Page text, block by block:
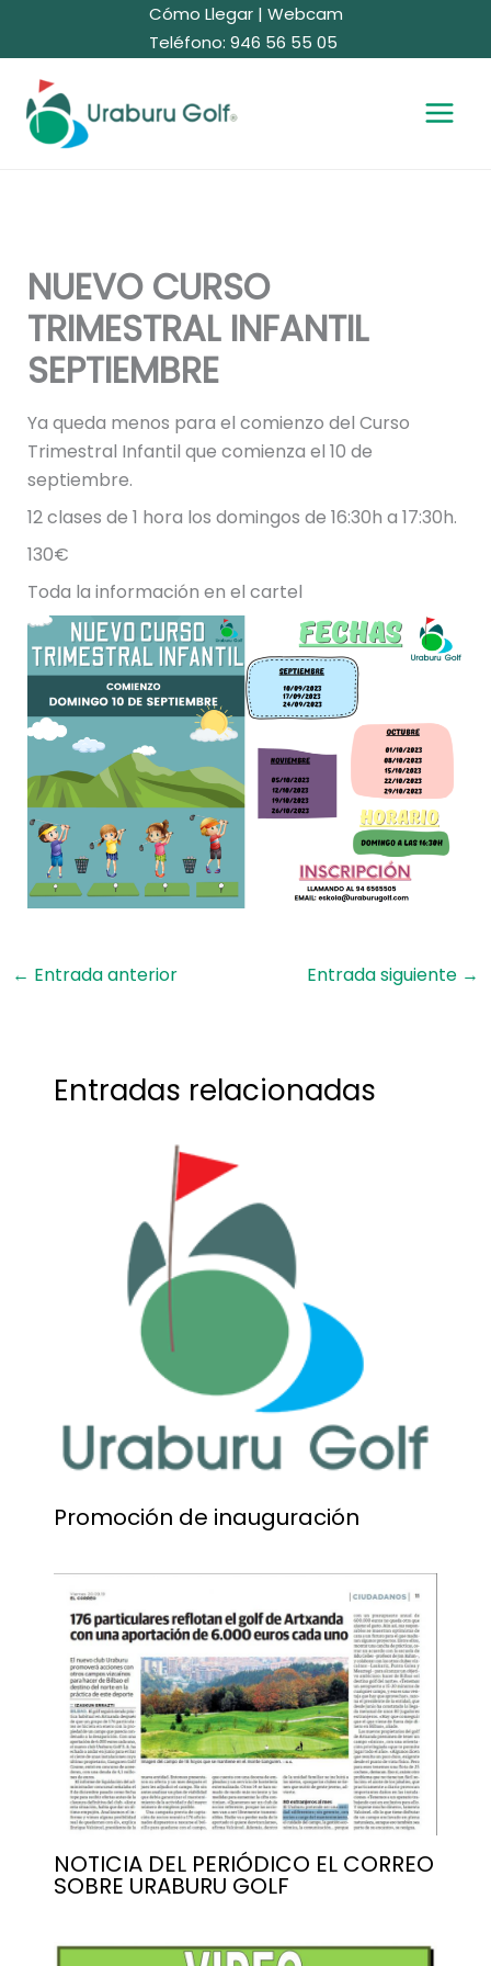
Cómo Llegar| Webcam
Teléfono: 946 56 55 05
NUEVO CURSO
TRIMESTRAL INFANTIL
SEPTIEMBRE
Ya queda menos para el comienzo del Curso
Trimestral Infantil que comienza el 10 de
septiembre.
12 clases de 1 hora los domingos de 16:30h a 17:30h.
130€
Toda la información en el cartel
← Entrada anterior Entrada siguiente →
Entradas relacionadas
Promoción de inauguración
NOTICIA DEL PERIÓDICO EL CORREO
SOBRE URABURU GOLF